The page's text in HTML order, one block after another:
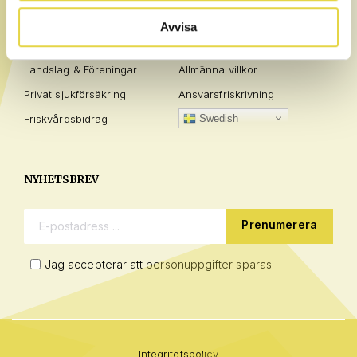
Avvisa
Företag
Landslag & Föreningar
Privat sjukförsäkring
Friskvårdsbidrag
Frågor / Svar
Policies
Allmänna villkor
Ansvarsfriskrivning
Swedish
NYHETSBREV
E-postadress:
Jag accepterar att personuppgifter sparas.
Integritetspolicy